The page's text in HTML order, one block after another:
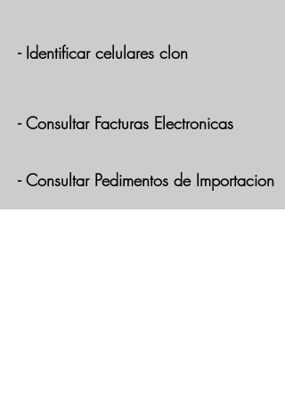
- Identificar celulares clon
- Consultar Facturas Electronicas
- Consultar Pedimentos de Importacion